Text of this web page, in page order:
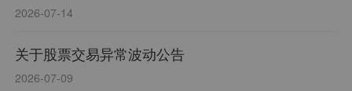
2026-07-14
关于股票交易异常波动公告
2026-07-09